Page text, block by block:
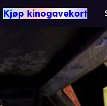
Kjøp kinogavekort